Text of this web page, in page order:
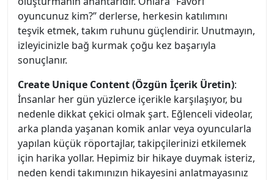
oyuncunuz kim?” derlerse, herkesin katılımını
teşvik etmek, takım ruhunu güçlendirir. Unutmayın,
izleyicinizle bağ kurmak çoğu kez başarıyla
sonuçlanır.
Create Unique Content (Özgün İçerik Üretin):
İnsanlar her gün yüzlerce içerikle karşılaşıyor, bu
nedenle dikkat çekici olmak şart. Eğlenceli videolar,
arka planda yaşanan komik anlar veya oyuncularla
yapılan küçük röportajlar, takipçilerinizi etkilemek
için harika yollar. Hepimiz bir hikaye duymak isteriz,
neden kendi takımınızın hikayesini anlatmayasınız